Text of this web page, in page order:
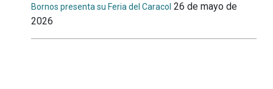
Bornos presenta su Feria del Caracol 26 de mayo de
2026